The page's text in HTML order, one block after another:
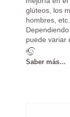
glúteos, los
hombres,
puede variar
Saber más…